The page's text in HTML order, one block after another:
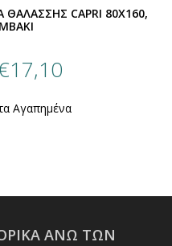
ΘΑΛΑΣΣΗΣ CAPRI 80X160,
17,10
είναι:
Αγαπημένα
ΑΝΩ ΤΩΝ